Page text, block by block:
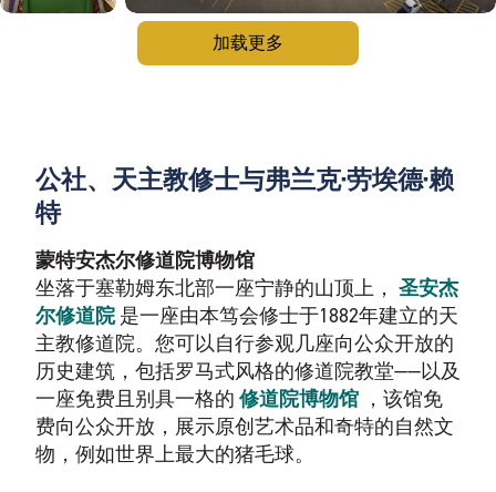
加载更多
公社、天主教修士与弗兰克·劳埃德·赖
特
蒙特安杰尔修道院博物馆
坐落于塞勒姆东北部一座宁静的山顶上， 圣安杰
尔修道院是一座由本笃会修士于1882年建立的天
主教修道院。您可以自行参观几座向公众开放的
历史建筑，包括罗马式风格的修道院教堂——以及
一座免费且别具一格的 修道院博物馆 ，该馆免
费向公众开放，展示原创艺术品和奇特的自然文
物，例如世界上最大的猪毛球。